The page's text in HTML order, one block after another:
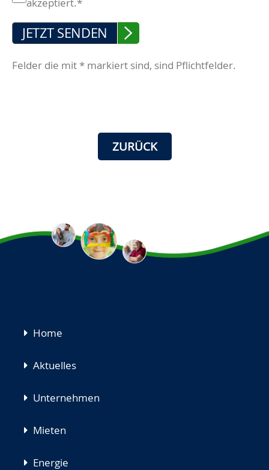
JETZT SENDEN
Felder die mit * markiert sind, sind Pflichtfelder.
ZURÜCK
Navigation
Home
Aktuelles
Unternehmen
Mieten
Energie